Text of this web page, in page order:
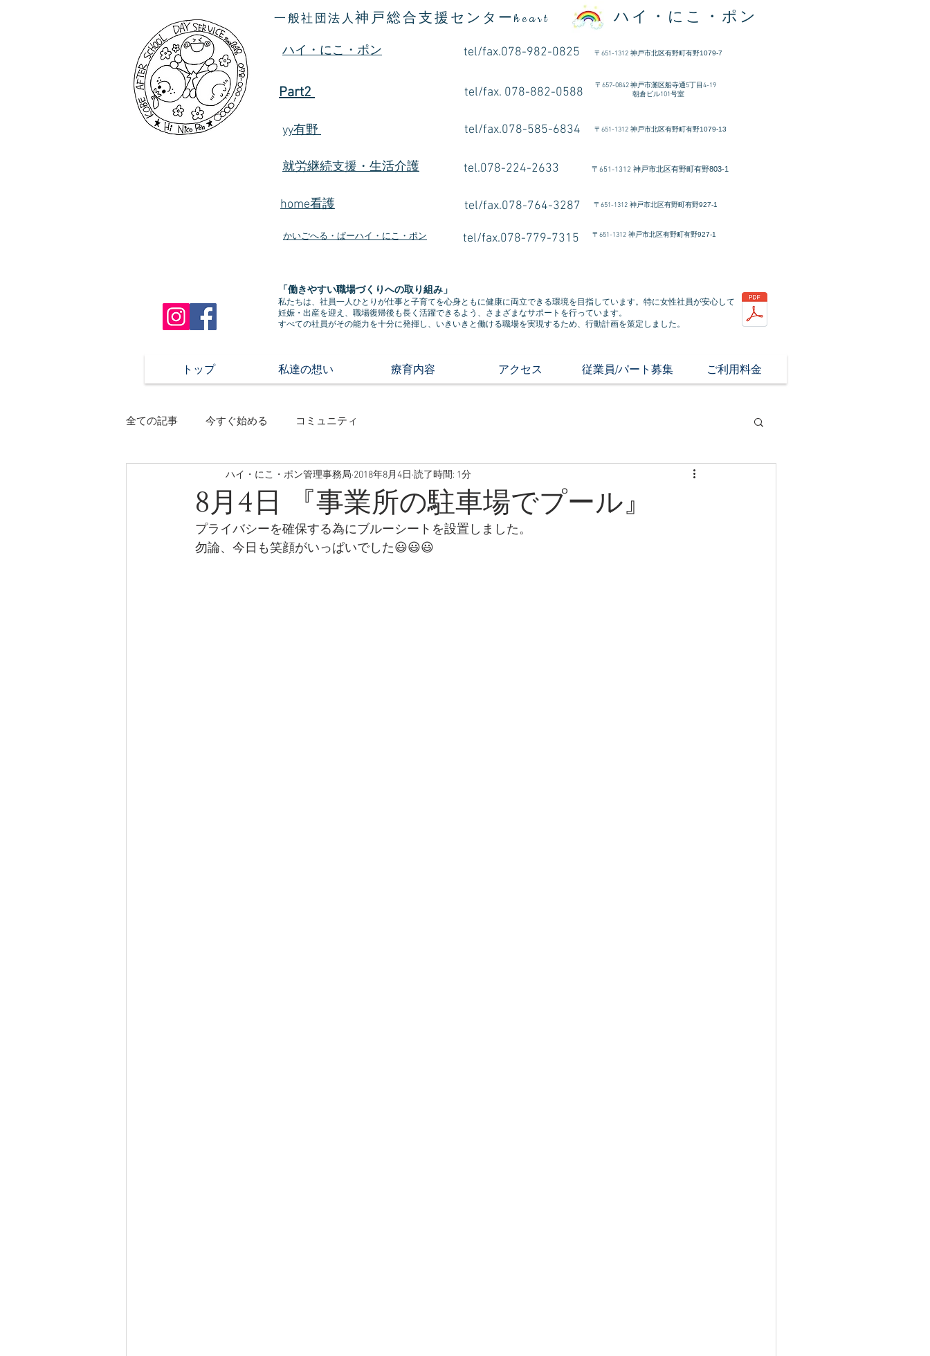
一般社団法人神戸総合支援センターheart ハイ・にこ・ポン
ハイ・にこ・ポン tel/fax.078-982-0825 〒 651-1312 ​神戸市北区有野町有野1079-7
Part2 tel/fax. 078-882-0588
〒 657-0842 神戸市灘区船寺通5丁目4-19
朝倉ビル101号室
yy有野 tel/fax.078-585-6834 〒 651-1312 神戸市北区有野町有野1079-13
就労継続支援・生活介護 tel.078-224-2633 〒 651-1312 神戸市北区有野町有野803-1
home看護 tel/fax.078-764-3287 〒 651-1312 神戸市北区有野町有野927-1
かいごへる・ぱーハイ・にこ・ポン tel/fax.078-779-7315 〒 651-1312 神戸市北区有野町有野927-1
「働きやすい職場づくりへの取り組み」
私たちは、社員一人ひとりが仕事と子育てを心身ともに健康に両立できる環境を目指しています。特に女性社員が安心して
妊娠・出産を迎え、職場復帰後も長く活躍できるよう、さまざまなサポートを行っています。
すべての社員がその能力を十分に発揮し、いきいきと働ける職場を実現するため、行動計画を策定しました。
トップ 私達の想い 療育内容 アクセス 従業員/パート募集 ご利用料金
全ての記事 今すぐ始める コミュニティ
8月4日 『事業所の駐車場でプール』
ハイ・にこ・ポン管理事務局 2018年8月4日 読了時間: 1分
プライバシーを確保する為にブルーシートを設置しました。
勿論、今日も笑顔がいっぱいでした😃😃😃